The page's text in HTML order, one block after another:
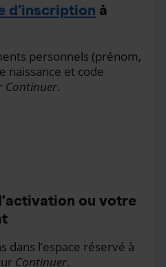
d’inscription à
personnels (prénom,
naissance et code
Continuer.
ou votre
dans l’espace réservé à
Continuer.